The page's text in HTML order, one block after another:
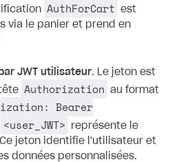
AuthForCart
est
via le panier et prend en
JWT utilisateur. Le jeton est
Authorization
au format
Bearer
<user_JWT>
représente le
jeton identifie l'utilisateur et
données personnalisées.